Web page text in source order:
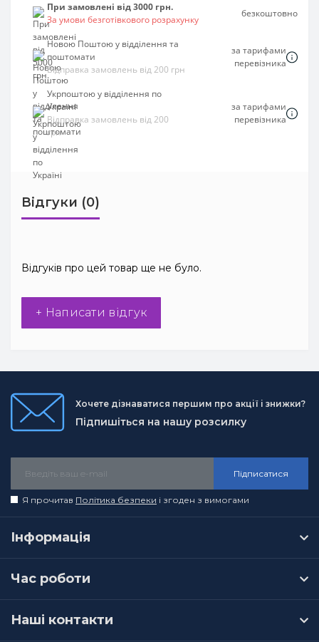
При замовлені від 3000 грн.
За умови безготівкового розрахунку
безкоштовно
Новою Поштою у відділення та
поштомати
Відправка замовлень від 200 грн
за тарифами
перевізника
Укрпоштою у відділення по
Україні
Відправка замовлень від 200
грн
за тарифами
перевізника
Відгуки (0)
Відгуків про цей товар ще не було.
+ Написати відгук
Хочете дізнаватися першим про акції і знижки?
Підпишіться на нашу розсилку
Підписатися
Я прочитав Політика безпеки і згоден з вимогами
Інформація
Час роботи
Наші контакти